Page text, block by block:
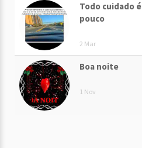
Todo cuidado é
pouco
2 Mar
Boa noite
1 Nov